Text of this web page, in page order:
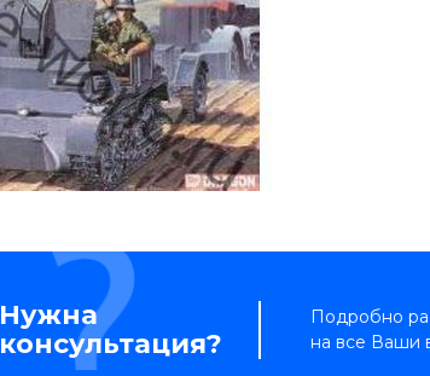
Нужна
консультация?
Подробно
на все Ваши